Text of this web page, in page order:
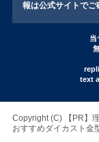
報は公式サイトでご
当
text
Copyright (C)
おすすめダイカスト金